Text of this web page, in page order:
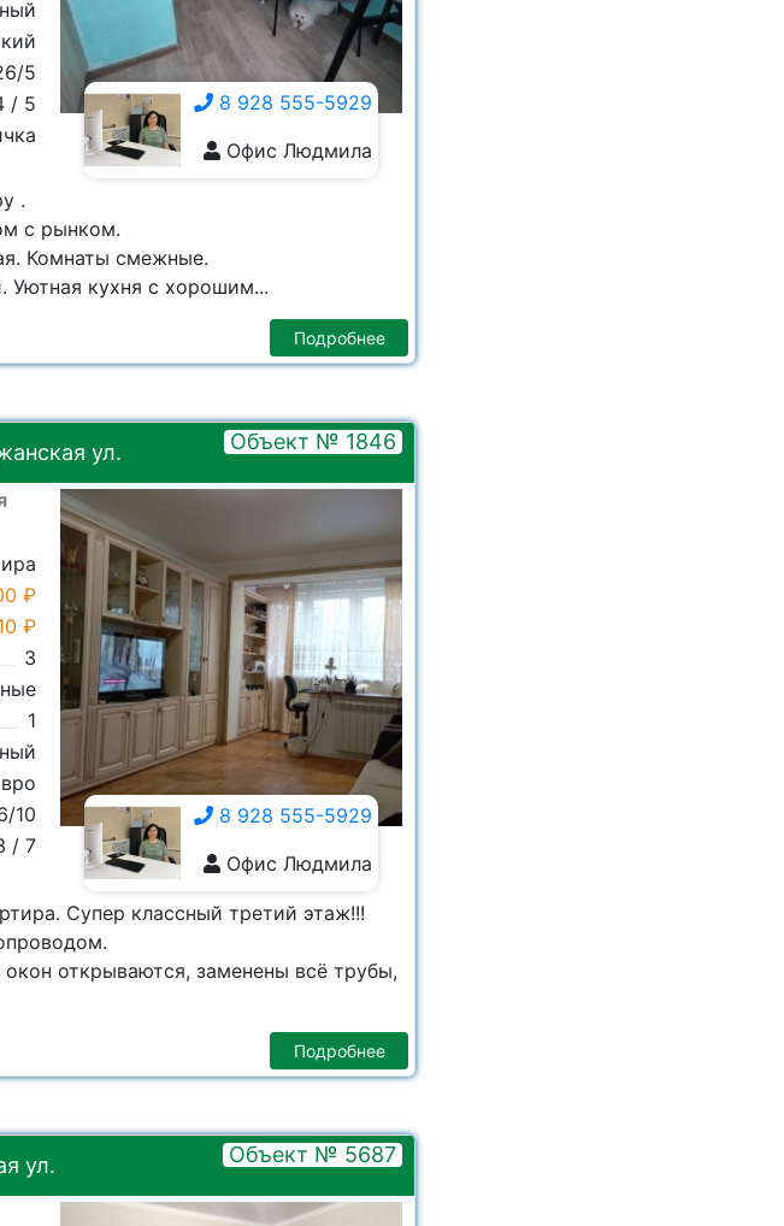
5
/ 5
8 928 555-5929
Офис Людмила
8 928 555-5929
.
с рынком.
Комнаты смежные.
Уютная кухня с хорошим...
Подробнее
ул. Объект № 1846
₽
₽
3
1
10
/ 7
8 928 555-5929
Офис Людмила
8 928 555-5929
Супер классный третий этаж!!!
открываются, заменены всё трубы,
Подробнее
ул. Объект № 5687